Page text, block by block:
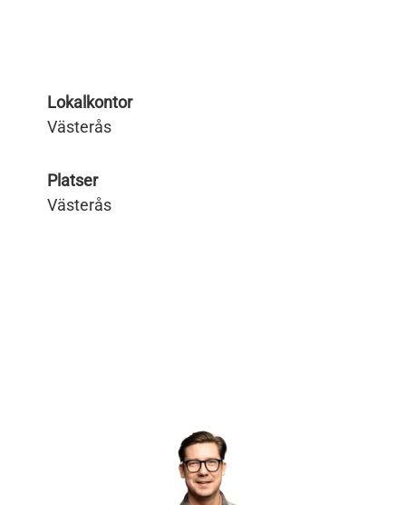
Lokalkontor
Västerås
Platser
Västerås